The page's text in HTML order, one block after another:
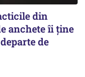
din
anchete îi ține
de